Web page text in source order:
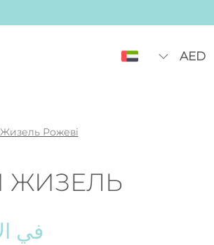
AED
Рожеві
ЖИЗЕЛЬ
في